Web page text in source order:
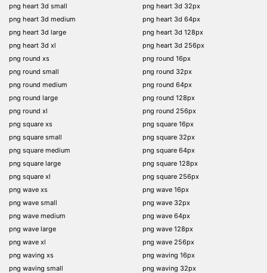
png heart 3d small
png heart 3d medium
png heart 3d large
png heart 3d xl
png round xs
png round small
png round medium
png round large
png round xl
png square xs
png square small
png square medium
png square large
png square xl
png wave xs
png wave small
png wave medium
png wave large
png wave xl
png waving xs
png waving small
png heart 3d 32px
png heart 3d 64px
png heart 3d 128px
png heart 3d 256px
png round 16px
png round 32px
png round 64px
png round 128px
png round 256px
png square 16px
png square 32px
png square 64px
png square 128px
png square 256px
png wave 16px
png wave 32px
png wave 64px
png wave 128px
png wave 256px
png waving 16px
png waving 32px